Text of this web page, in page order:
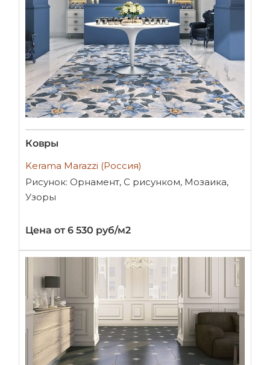
Ковры
Kerama Marazzi (Россия)
Рисунок: Орнамент, С рисунком, Мозаика,
Узоры
Цена от 6 530 руб/м2